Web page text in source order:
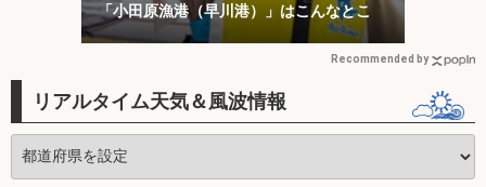
「小田原漁港（早川港）」はこんなとこ
Recommended by
リアルタイム天気＆風波情報